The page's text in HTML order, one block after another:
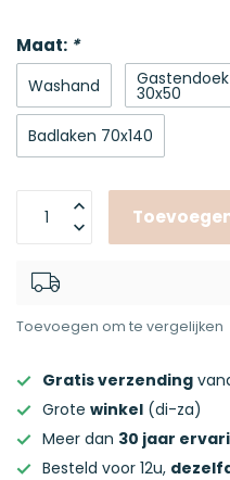
Maat: *
Washand Gastendoek
30x50
Badlaken 70x140
Toevoegen om te vergelijken
Gratis verzending
Grote winkel (di-za)
Meer dan 30 jaar
Besteld voor 12u,